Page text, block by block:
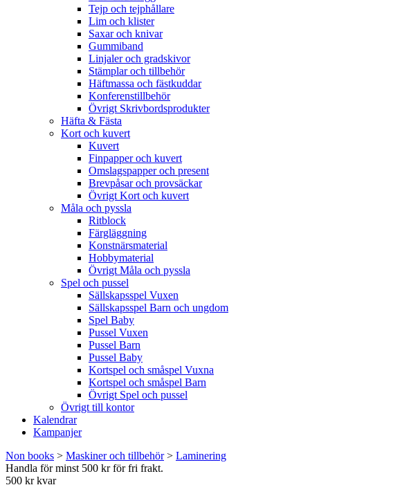
Tejp och tejphållare
Lim och klister
Saxar och knivar
Gummiband
Linjaler och gradskivor
Stämplar och tillbehör
Häftmassa och fästkuddar
Konferenstillbehör
Övrigt Skrivbordsprodukter
Häfta & Fästa
Kort och kuvert
Kuvert
Finpapper och kuvert
Omslagspapper och present
Brevpåsar och provsäckar
Övrigt Kort och kuvert
Måla och pyssla
Ritblock
Färgläggning
Konstnärsmaterial
Hobbymaterial
Övrigt Måla och pyssla
Spel och pussel
Sällskapsspel Vuxen
Sällskapsspel Barn och ungdom
Spel Baby
Pussel Vuxen
Pussel Barn
Pussel Baby
Kortspel och småspel Vuxna
Kortspel och småspel Barn
Övrigt Spel och pussel
Övrigt till kontor
Kalendrar
Kampanjer
Non books > Maskiner och tillbehör> Laminering
Handla för minst 500 kr för fri frakt.
500 kr kvar